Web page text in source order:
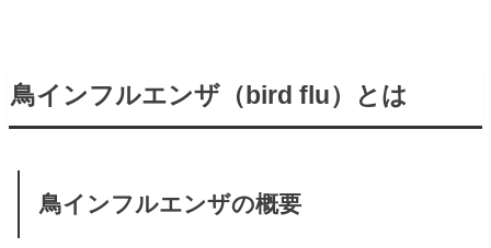
鳥インフルエンザ（ bird flu）とは
鳥インフルエンザの概要